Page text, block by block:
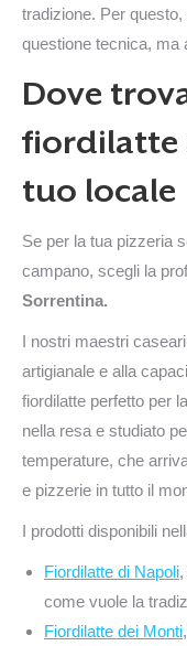
tradizione. Per
questione tecnica, ma
Dove
fiordilatte
tuo locale
Se per la tua pizzeria
campano, scegli la
Sorrentina.
I nostri maestri
artigianale e alla
fiordilatte perfetto per
nella resa e studiato
temperature, che
e pizzerie in tutto il
I prodotti disponibili
Fiordilatte di Napoli
come vuole la
Fiordilatte dei Monti